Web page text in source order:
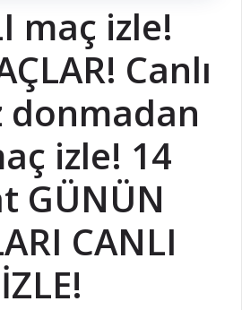
maç izle!
Canlı
donmadan
izle! 14
GÜNÜN
CANLI
İZLE!